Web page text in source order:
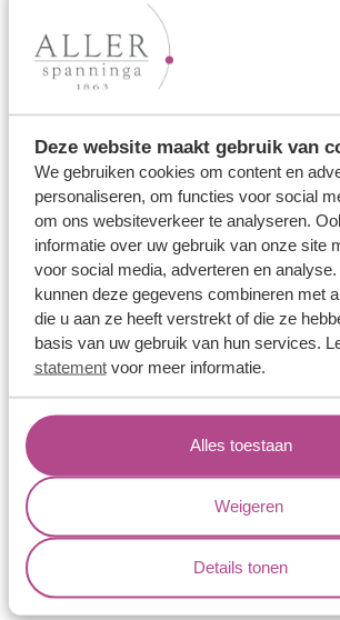
Deze website maakt gebruik van
We gebruiken cookies om content en
personaliseren, om functies voor social
om ons websiteverkeer te analyseren.
informatie over uw gebruik van onze site
voor social media, adverteren en
kunnen deze gegevens combineren met
die u aan ze heeft verstrekt of die ze
basis van uw gebruik van hun services.
statementvoor meer informatie.
Alles toestaan
Weigeren
Details tonen
Ons aanbod
Memoireringen
Verlovingsringen
Vriendschapsringen
Over ons
Aller Spanninga
Historie
Certificaten
Jouw voordelen
Conflictvrije Materialen
Oneindig veel mogelijkheden
Kwaliteit
Juweliers & Contact